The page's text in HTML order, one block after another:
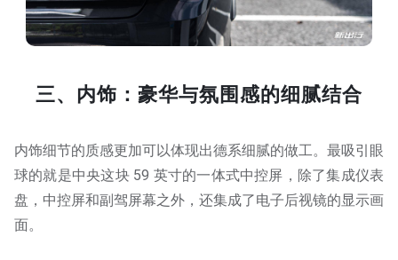
三、内饰：豪华与氛围感的细腻结合
内饰细节的质感更加可以体现出德系细腻的做工。最吸引眼
球的就是中央这块 59 英寸的一体式中控屏，除了集成仪表
盘，中控屏和副驾屏幕之外，还集成了电子后视镜的显示画
面。